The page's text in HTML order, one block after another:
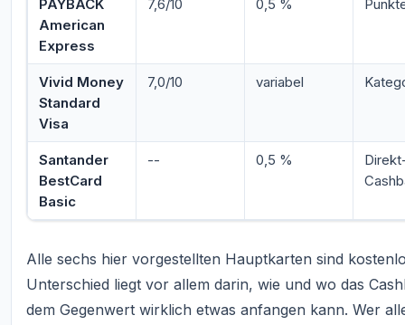
PAYBACK
American
Express
7,6/10 0,5 %
Vivid Money
Standard
Visa
7,0/10 variabel
Santander
BestCard
Basic
-- 0,5 %
Alle sechs hier vorgestellten Hauptkarten sind
Unterschied liegt vor allem darin, wie und wo das
dem Gegenwert wirklich etwas anfangen kann. Wer